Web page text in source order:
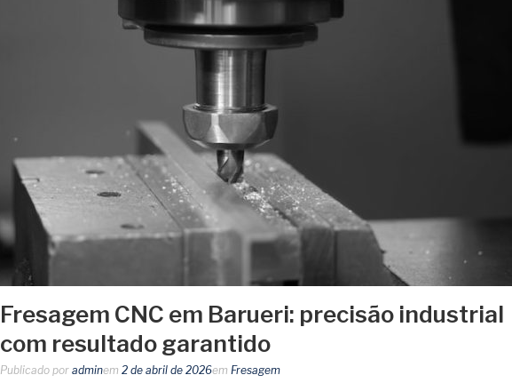
Fresagem CNC em Barueri: precisão industrial
com resultado garantido
Publicado por adminem 2 de abril de 2026em Fresagem